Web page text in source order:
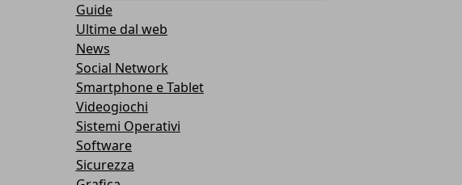
Guide
Ultime dal web
News
Social Network
Smartphone e Tablet
Videogiochi
Sistemi Operativi
Software
Sicurezza